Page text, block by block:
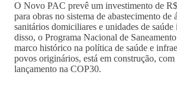
O Novo PAC prevê um investimento de
para obras no sistema de abastecimento de
sanitários domiciliares e unidades de
disso, o Programa Nacional de
marco histórico na política de saúde e
povos originários, está em construção, com
lançamento na COP30.